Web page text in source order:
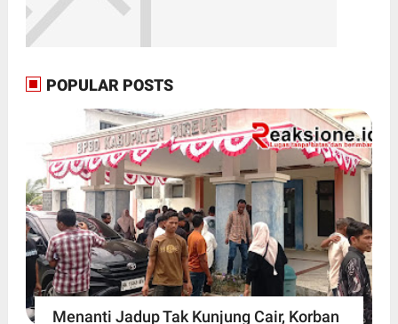
POPULAR POSTS
Menanti Jadup Tak Kunjung Cair, Korban